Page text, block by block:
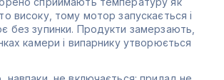
високу, тому мотор запускається і
без зупинки. Продукти замерзають,
камери і випарнику утворюється